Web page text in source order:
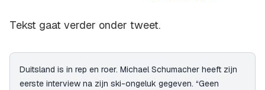
Tekst gaat verder onder tweet.
Duitsland is in rep en roer. Michael Schumacher heeft zijn
eerste interview na zijn ski-ongeluk gegeven. “Geen